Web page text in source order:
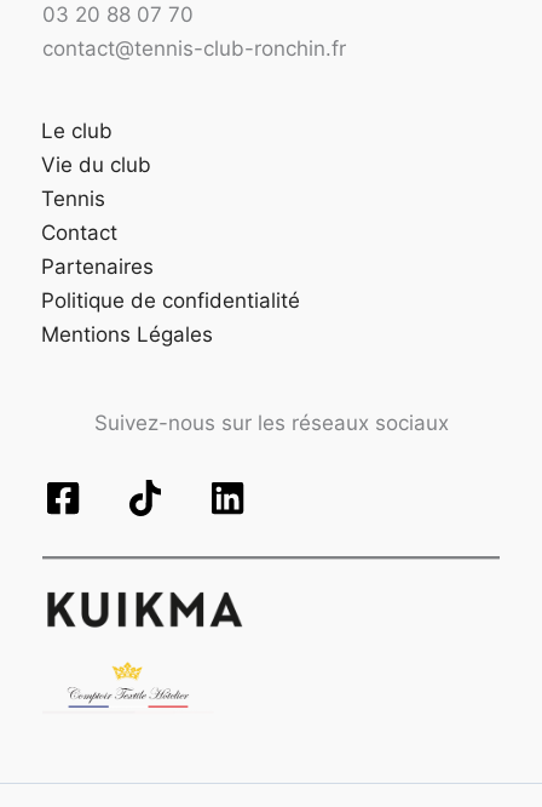
03 20 88 07 70
contact@tennis-club-ronchin.fr
Le club
Vie du club
Tennis
Contact
Partenaires
Politique de confidentialité
Mentions Légales
Suivez-nous sur les réseaux sociaux